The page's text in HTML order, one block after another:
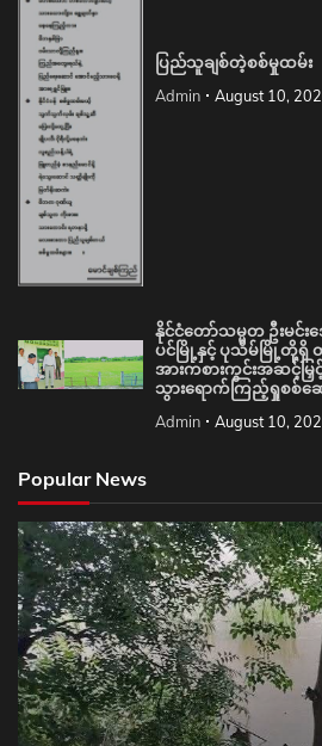
ပြည်သူချစ်တဲ့စစ်မှုထမ်း
Admin August 10,
နိုင်ငံတော်သမ္မတ ဦးမင်
ပင်မြို့နှင့် ပုသိမ်မြို့တို့ရှိ
အားကစားကွင်းအဆင့်မြှ
သွားရောက်ကြည့်ရှုစစ်ဆ
Admin August 10,
Popular News